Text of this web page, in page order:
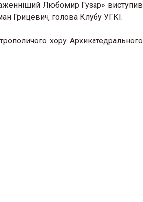
Любомир Гузар» виступив
Грицевич, голова Клубу УГКІ.
хору Архикатедрального